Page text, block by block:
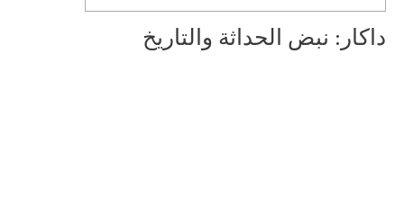
داكار: نبض الحداثة والتاريخ